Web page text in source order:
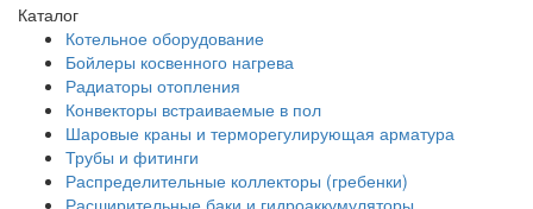
Каталог
Котельное оборудование
Бойлеры косвенного нагрева
Радиаторы отопления
Конвекторы встраиваемые в пол
Шаровые краны и терморегулирующая арматура
Трубы и фитинги
Распределительные коллекторы (гребенки)
Расширительные баки и гидроаккумуляторы